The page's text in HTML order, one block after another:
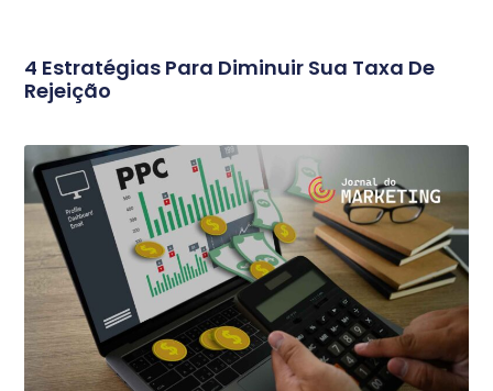
4 Estratégias Para Diminuir Sua Taxa De
Rejeição